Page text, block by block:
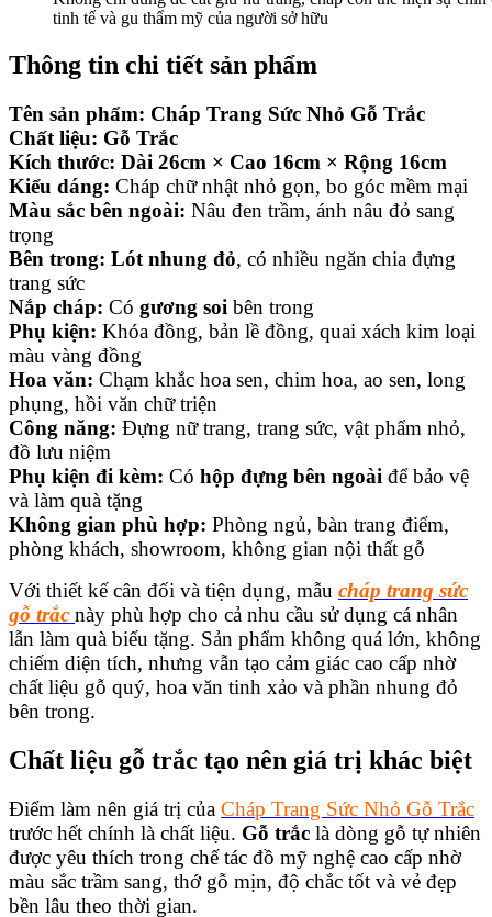
tinh tế và gu thẩm mỹ của người sở hữu
Thông tin chi tiết sản phẩm
Tên sản phẩm: Cháp Trang Sức Nhỏ Gỗ Trắc
Chất liệu: Gỗ Trắc
Kích thước: Dài 26cm × Cao 16cm × Rộng 16cm
Kiểu dáng: Cháp chữ nhật nhỏ gọn, bo góc mềm mại
Màu sắc bên ngoài: Nâu đen trầm, ánh nâu đỏ sang
trọng
Bên trong: Lót nhung đỏ, có nhiều ngăn chia đựng
trang sức
Nắp cháp: Có gương soi bên trong
Phụ kiện: Khóa đồng, bản lề đồng, quai xách kim loại
màu vàng đồng
Hoa văn: Chạm khắc hoa sen, chim hoa, ao sen, long
phụng, hồi văn chữ triện
Công năng: Đựng nữ trang, trang sức, vật phẩm nhỏ,
đồ lưu niệm
Phụ kiện đi kèm: Có hộp đựng bên ngoài để bảo vệ
và làm quà tặng
Không gian phù hợp: Phòng ngủ, bàn trang điểm,
phòng khách, showroom, không gian nội thất gỗ
Với thiết kế cân đối và tiện dụng, mẫu cháp trang sức
gỗ trắc này phù hợp cho cả nhu cầu sử dụng cá nhân
lẫn làm quà biếu tặng. Sản phẩm không quá lớn, không
chiếm diện tích, nhưng vẫn tạo cảm giác cao cấp nhờ
chất liệu gỗ quý, hoa văn tinh xảo và phần nhung đỏ
bên trong.
Chất liệu gỗ trắc tạo nên giá trị khác biệt
Điểm làm nên giá trị của Cháp Trang Sức Nhỏ Gỗ Trắc
trước hết chính là chất liệu. Gỗ trắc là dòng gỗ tự nhiên
được yêu thích trong chế tác đồ mỹ nghệ cao cấp nhờ
màu sắc trầm sang, thớ gỗ mịn, độ chắc tốt và vẻ đẹp
bền lâu theo thời gian.